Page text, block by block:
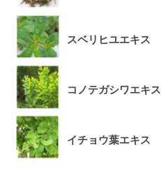
スベリヒユエキス
コノテガシワエキス
イチョウ葉エキス